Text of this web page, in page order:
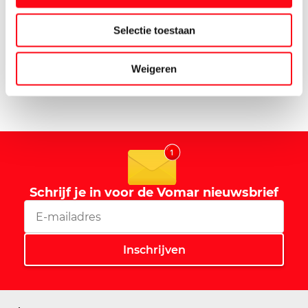
Selectie toestaan
Weigeren
Schrijf je in voor de Vomar nieuwsbrief